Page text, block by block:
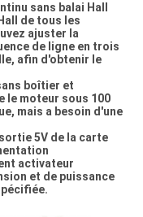
sans balai Hall
de tous les
ajuster la
de ligne en trois
afin d'obtenir le
boîtier et
le moteur sous 100
mais a besoin d'une
5V de la carte
activateur
et de puissance